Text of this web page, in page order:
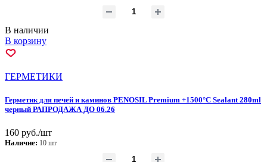
В наличии
В корзину
ГEPМЕТИКИ
Герметик для печей и каминов PENOSIL Premium +1500°C Sealant 280ml
черный РАПРОДАЖА ДО 06.26
160 руб./шт
Наличие: 10 шт